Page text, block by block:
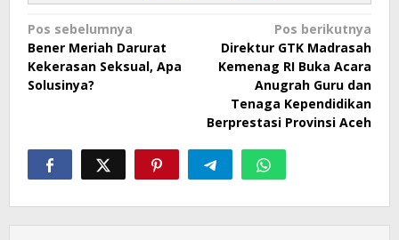
Navigasi
pos
Pos sebelumnya
Bener Meriah Darurat
Kekerasan Seksual, Apa
Solusinya?
Pos berikutnya
Direktur GTK Madrasah
Kemenag RI Buka Acara
Anugrah Guru dan
Tenaga Kependidikan
Berprestasi Provinsi Aceh